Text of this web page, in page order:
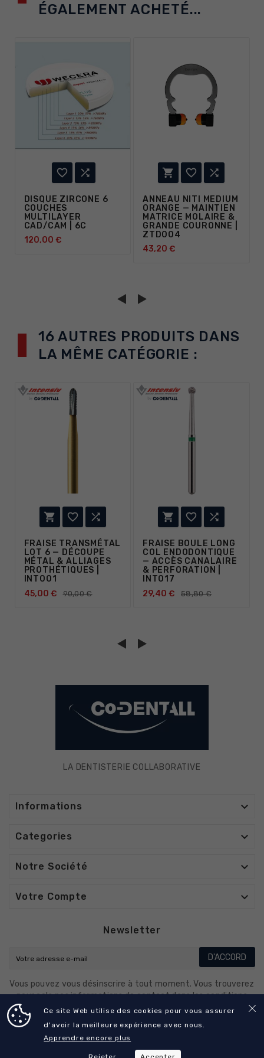
Ce site Web utilise des cookies pour vous assurer
d'avoir la meilleure expérience avec nous.
Apprendre encore plus
ÉGALEMENT ACHETÉ...
 
DISQUE ZIRCONE 6
COUCHES
MULTILAYER
CAD/CAM | 6C
120,00 €
  
ANNEAU NITI MEDIUM
ORANGE — MAINTIEN
MATRICE MOLAIRE &
GRANDE COURONNE |
ZTD004
43,20 €
16 AUTRES PRODUITS DANS
LA MÊME CATÉGORIE :
  
FRAISE TRANSMÉTAL
LOT 6 — DÉCOUPE
MÉTAL & ALLIAGES
PROTHÉTIQUES |
INT001
45,00 €
90,00 €
  
FRAISE BOULE LONG
COL ENDODONTIQUE
— ACCÈS CANALAIRE
& PERFORATION |
INT017
29,40 €
58,80 €
LA DENTISTERIE COLLABORATIVE
Informations 
Categories 
Notre Société 
Votre Compte 
Newsletter
D'ACCORD
Vous pouvez vous désinscrire à tout moment. Vous trouverez
pour cela nos informations de contact dans les conditions
d'utilisation du site.